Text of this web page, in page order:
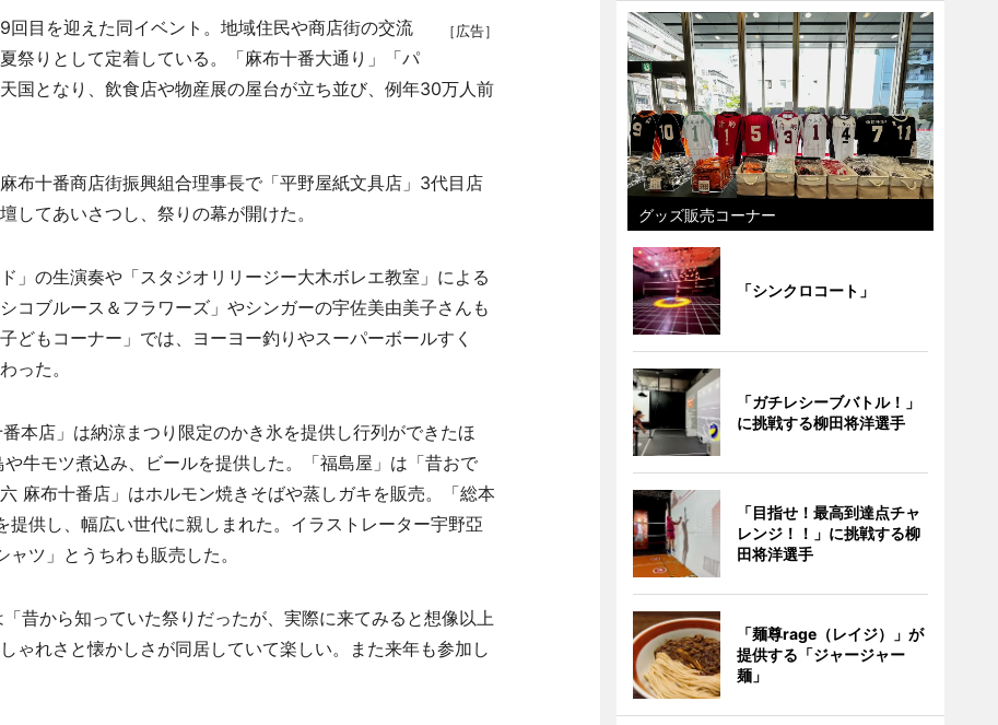
［広告］
目を迎えた同イベント。地域住民や商店街の交流
祭りとして定着している。「麻布十番大通り」「パ
国となり、飲食店や物産展の屋台が立ち並び、例年30万人前
布十番商店街振興組合理事長で「平野屋紙文具店」3代目店
してあいさつし、祭りの幕が開けた。
」の生演奏や「スタジオリリージー大木ボレエ教室」による
コブルース＆フラワーズ」やシンガーの宇佐美由美子さんも
どもコーナー」では、ヨーヨー釣りやスーパーボールすく
った。
本店」は納涼まつり限定のかき氷を提供し行列ができたほ
牛モツ煮込み、ビールを提供した。「福島屋」は「昔おで
麻布十番店」はホルモン焼きそばや蒸しガキを販売。「総本
供し、幅広い世代に親しまれた。イラストレーター宇野亞
ツ」とうちわも販売した。
昔から知っていた祭りだったが、実際に来てみると想像以上
ゃれさと懐かしさが同居していて楽しい。また来年も参加し
グッズ販売コーナー
「シンクロコート」
「ガチレシーブバトル！」
に挑戦する柳田将洋選手
「目指せ！最高到達点チャ
レンジ！！」に挑戦する柳
田将洋選手
「麺尊rage（レイジ）」が
提供する「ジャージャー
麺」